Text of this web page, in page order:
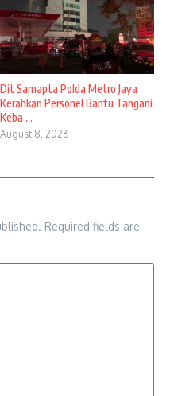
Dit Samapta Polda Metro Jaya
Kerahkan Personel Bantu Tangani
Keba ...
August 8, 2026
Required fields are